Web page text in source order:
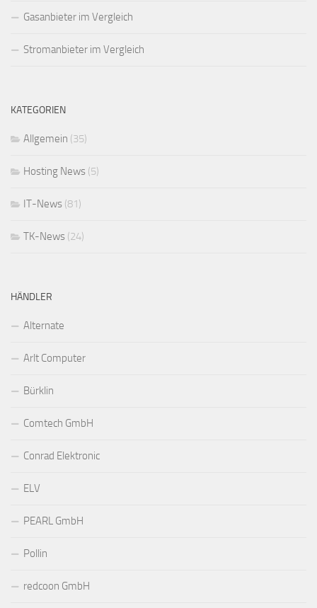
Gasanbieter im Vergleich
Stromanbieter im Vergleich
KATEGORIEN
Allgemein (35)
Hosting News (5)
IT-News (81)
TK-News (24)
HÄNDLER
Alternate
Arlt Computer
Bürklin
Comtech GmbH
Conrad Elektronic
ELV
PEARL GmbH
Pollin
redcoon GmbH